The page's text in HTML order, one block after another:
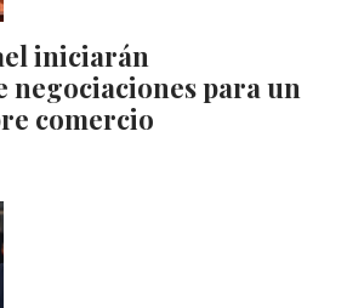
iniciarán
negociaciones para un
comercio